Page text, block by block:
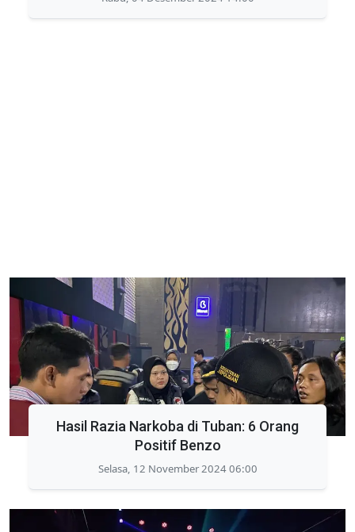
Hasil Razia Narkoba di Tuban: 6 Orang
Positif Benzo
Selasa, 12 November 2024 06:00